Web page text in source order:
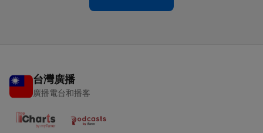
台灣廣播
廣播電台和播客